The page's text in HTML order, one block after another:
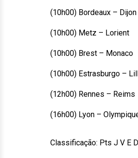
(10h00) Bordeaux – Dijon
(10h00) Metz – Lorient
(10h00) Brest – Monaco
(10h00) Estrasburgo –
(12h00) Rennes – Reims
(16h00) Lyon –
Classificação: Pts J V E